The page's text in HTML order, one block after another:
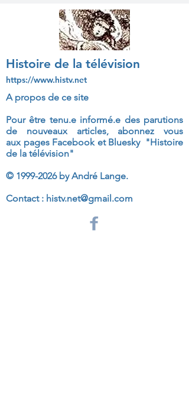
Histoire de la télévision
https://www.histv.net
A propos de ce site
Pour être tenu.e informé.e des parutions
de nouveaux articles, abonnez vous
aux pages Facebook et Bluesky "Histoire
de la télévision"
© 1999-2026by André Lange.
Contact : histv.net@gmail.com